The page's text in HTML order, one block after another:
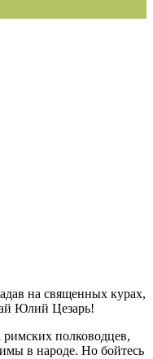
на священных курах,
Юлий Цезарь!
полководцев,
в народе. Но бойтесь